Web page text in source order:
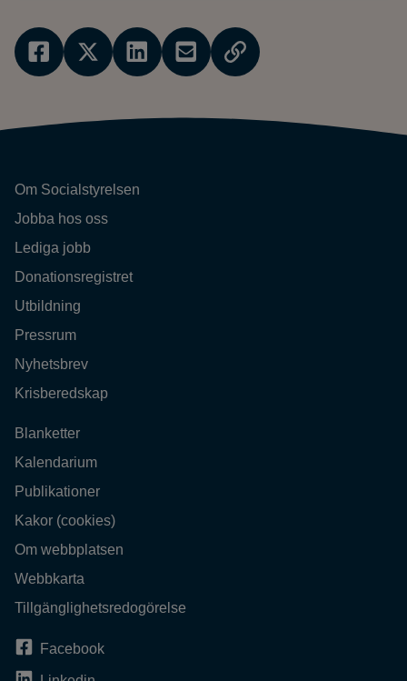
Om Socialstyrelsen
Jobba hos oss
Lediga jobb
Donationsregistret
Utbildning
Pressrum
Nyhetsbrev
Krisberedskap
Blanketter
Kalendarium
Publikationer
Kakor (cookies)
Om webbplatsen
Webbkarta
Tillgänglighetsredogörelse
Facebook